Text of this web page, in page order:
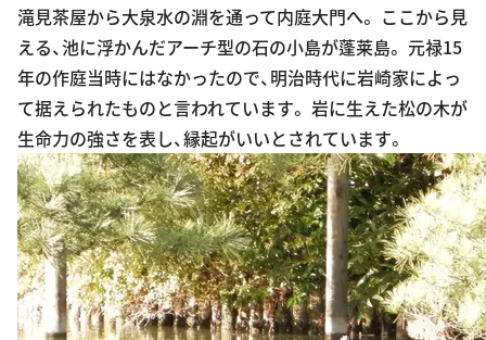
滝見茶屋から大泉水の淵を通って内庭大門へ。 ここから見
える、池に浮かんだアーチ型の石の小島が蓬莱島。 元禄15
年の作庭当時にはなかったので、明治時代に岩崎家によっ
て据えられたものと言われています。 岩に生えた松の木が
生命力の強さを表し、縁起がいいとされています。